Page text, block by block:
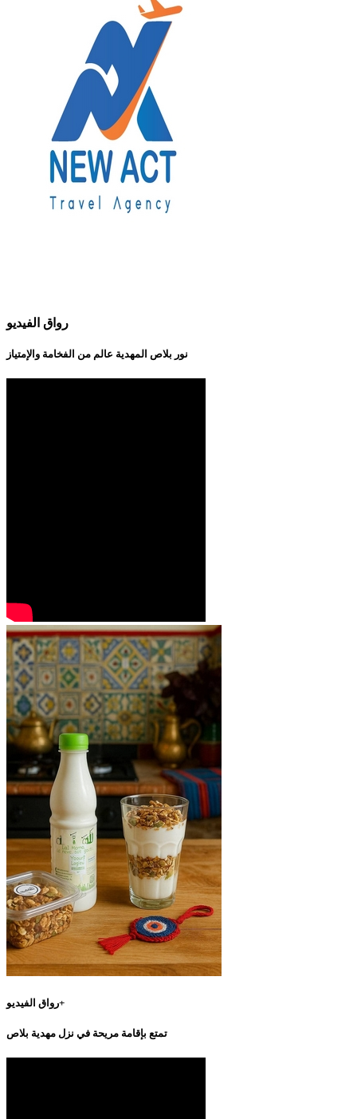
رواق الفيديو
نور بلاص المهدية عالم من الفخامة والإمتياز
رواق الفيديو+
تمتع بإقامة مريحة في نزل مهدية بلاص